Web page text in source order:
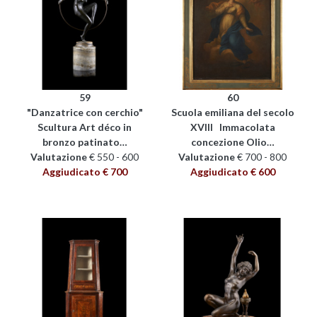
59
"Danzatrice con cerchio"
Scultura Art déco in
bronzo patinato…
Valutazione€ 550 - 600
Aggiudicato € 700
60
Scuola emiliana del secolo
XVIII Immacolata
concezione Olio…
Valutazione€ 700 - 800
Aggiudicato € 600